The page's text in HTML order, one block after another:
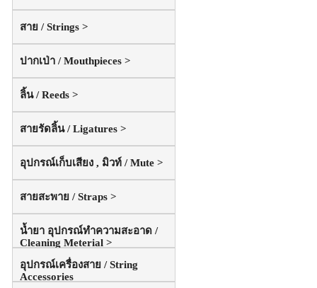
สาย / Strings >
ปากเป่า / Mouthpieces >
ลิ้น / Reeds >
สายรัดลิ้น / Ligatures >
อุปกรณ์เก็บเสียง , มิวท์ / Mute >
สายสะพาย / Straps >
น้ำยา อุปกรณ์ทำความสะอาด /
Cleaning Meterial >
อุปกรณ์เครื่องสาย / String
Accessories